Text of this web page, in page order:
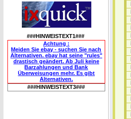
###HINWEISTEXT1###
Achtung :
Meiden Sie ebay - suchen Sie nach
Alternativen. ebay hat seine "rules"
drastisch geändert. Ab Juli keine
Barzahlungen und Bank
Überweisungen mehr. Es gibt
Alternativen.
###HINWEISTEXT3###